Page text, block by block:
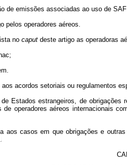
de emissões associadas ao uso de
pelos operadores aéreos.
no caput deste artigo as operadoras
acordos setoriais ou regulamentos
Estados estrangeiros, de
operadores aéreos internacionais
aos casos em que obrigações e